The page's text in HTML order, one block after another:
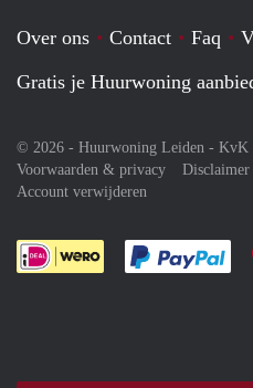
Over ons Contact Faq
Gratis je Huurwoning
© 2026 - Huurwoning Leiden - KvK
Voorwaarden & privacy
Disclaimer
Account verwijderen